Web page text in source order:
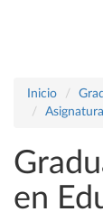
Inicio
en